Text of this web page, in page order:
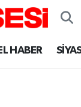
HABER